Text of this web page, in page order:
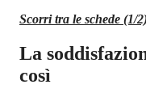
Scorri tra le schede (1/
La
così